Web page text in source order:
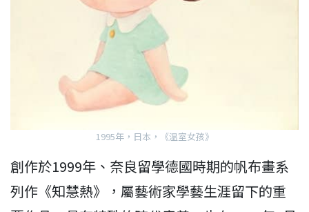
1995年，日本，《温室女孩》
創作於1999年、奈良留學德國時期的帆布畫系
列作《知慧熱》，屬藝術家學藝生涯留下的重